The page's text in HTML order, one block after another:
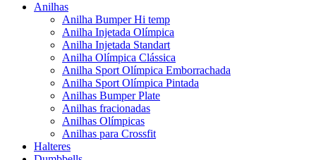
Anilhas
Anilha Bumper Hi temp
Anilha Injetada Olímpica
Anilha Injetada Standart
Anilha Olímpica Clássica
Anilha Sport Olímpica Emborrachada
Anilha Sport Olímpica Pintada
Anilhas Bumper Plate
Anilhas fracionadas
Anilhas Olímpicas
Anilhas para Crossfit
Halteres